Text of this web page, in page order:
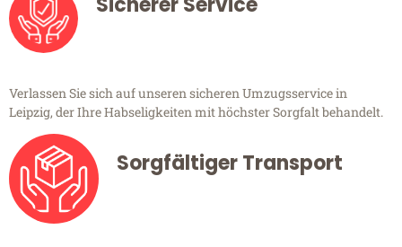
Verlassen Sie sich auf unseren sicheren Umzugsservice in
Leipzig, der Ihre Habseligkeiten mit höchster Sorgfalt behandelt.
Sorgfältiger Transport